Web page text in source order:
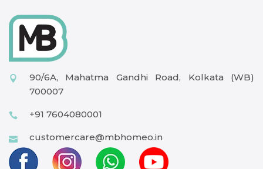
90/6A, Mahatma Gandhi Road, Kolkata (WB)
700007
+91 7604080001
customercare@mbhomeo.in